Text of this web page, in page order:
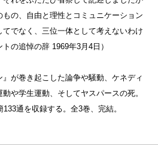
の、自由と理性とコミュニケーション
でなく、三位一体として考えないわけ
の追悼の辞 1969年3月4日）
』が巻き起こした論争や騒動、ケネディ
や学生運動、そしてヤスパースの死。
通を収録する。全3巻、完結。